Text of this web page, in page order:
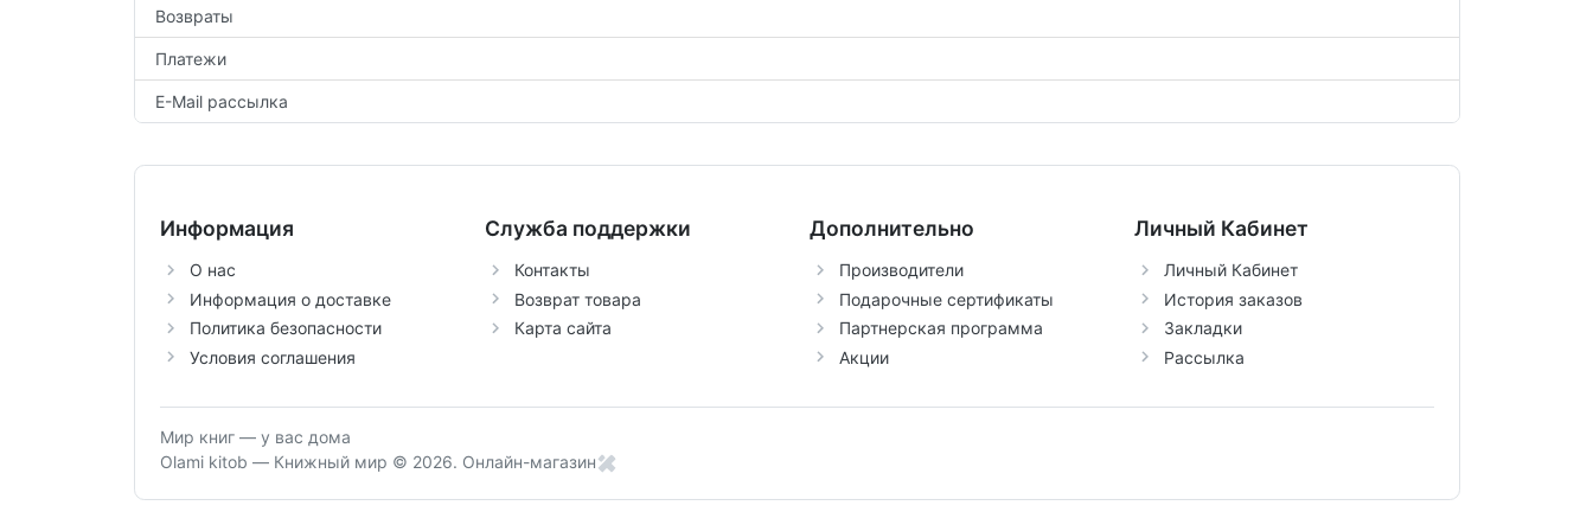
Возвраты
Платежи
E-Mail рассылка
Информация
О нас
Информация о доставке
Политика безопасности
Условия соглашения
Служба поддержки
Контакты
Возврат товара
Карта сайта
Дополнительно
Производители
Подарочные сертификаты
Партнерская программа
Акции
Личный Кабинет
Личный Кабинет
История заказов
Закладки
Рассылка
Мир книг — у вас дома
Olami kitob — Книжный мир © 2026. Онлайн-магазин